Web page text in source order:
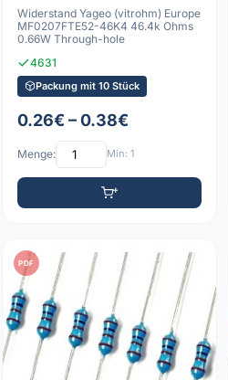
Widerstand Yageo (vitrohm) Europe
MF0207FTE52-46K4 46.4k Ohms
0.66W Through-hole
4631
Packung mit 10 Stück
0.26€ – 0.38€
Menge: Min: 1
PDF